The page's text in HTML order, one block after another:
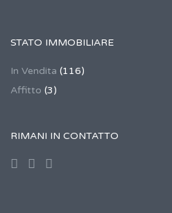
STATO IMMOBILIARE
In Vendita (116)
Affitto (3)
RIMANI IN CONTATTO